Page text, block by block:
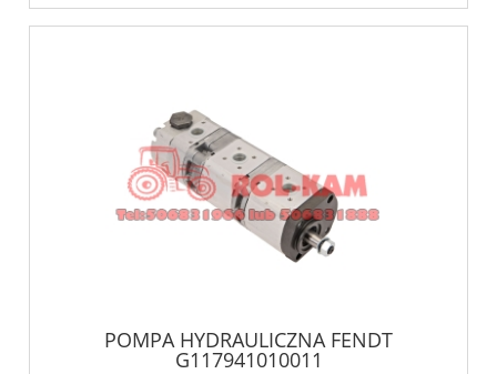
POMPA HYDRAULICZNA FENDT
G117941010011